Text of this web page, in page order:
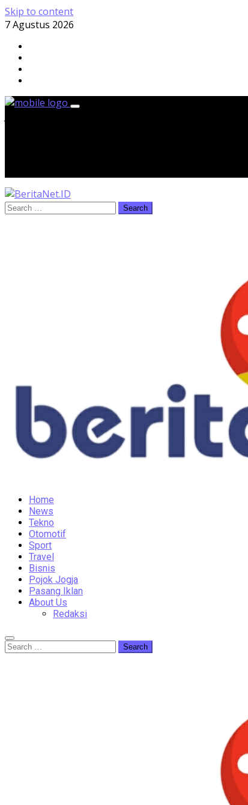
Skip to content
7 Agustus 2026
Home
News
Tekno
Otomotif
Sport
Travel
Bisnis
Pojok Jogja
Pasang Iklan
About Us
Redaksi